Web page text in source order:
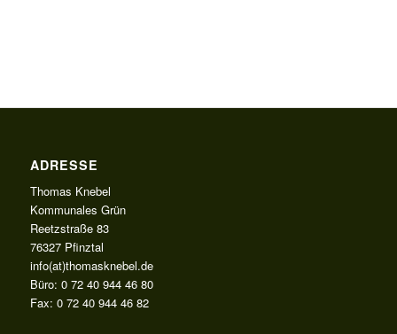
ADRESSE
Thomas Knebel
Kommunales Grün
Reetzstraße 83
76327 Pfinztal
info(at)thomasknebel.de
Büro: 0 72 40 944 46 80
Fax: 0 72 40 944 46 82